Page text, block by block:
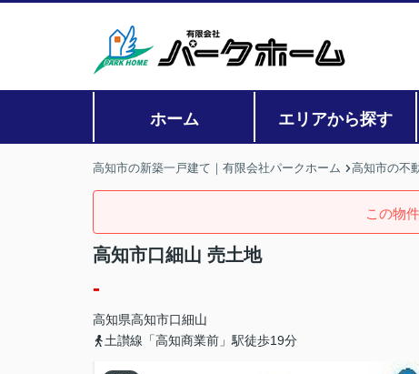
ホーム エリアから探す
高知市の新築一戸建て｜有限会社パークホーム 高知市の不
この物
高知市口細山 売土地
-
高知県高知市口細山
土讃線「高知商業前」駅徒歩19分